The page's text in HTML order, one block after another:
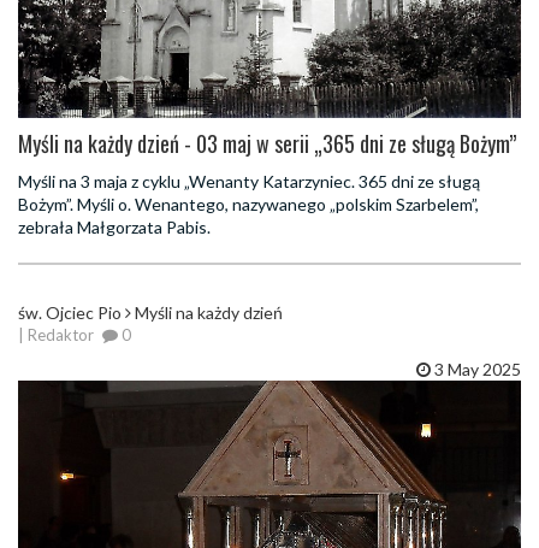
Myśli na każdy dzień - 03 maj w serii „365 dni ze sługą Bożym”
Myśli na 3 maja z cyklu „Wenanty Katarzyniec. 365 dni ze sługą
Bożym”. Myśli o. Wenantego, nazywanego „polskim Szarbelem”,
zebrała Małgorzata Pabis.
św. Ojciec Pio Myśli na każdy dzień
| Redaktor 0
3 May 2025